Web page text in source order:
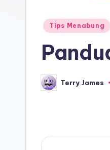
Posted
Tips Menabung
Posted
by
Terry James